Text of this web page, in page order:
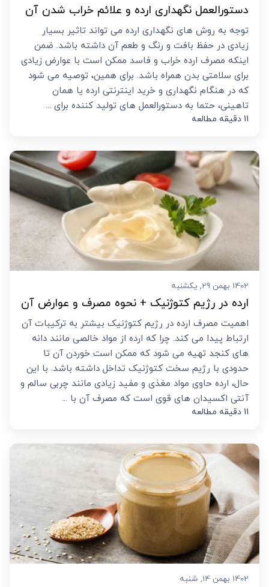
دستورالعمل نگهداری ارده و علائم خراب شدن آن
توجه به روش های نگهداری ارده می تواند تاثیر بسیار
زیادی در حفظ بافت و رنگ و طعم آن داشته باشد. ضمن
اینکه مصرف ارده خراب و فاسد ممکن است با عوارض زیادی
برای سلامتی بدن همراه باشد. برای همین، توصیه می شود
که در هنگام نگهداری و خرید اینترنتی ارده یا همان
تاهینی، حتما به دستورالعمل های تولید کننده برای ...
11 دقیقه مطالعه
1402 بهمن 29, یکشنبه
ارده در رژیم کتوژنیک + نحوه مصرف و عوارض آن
اهمیت مصرف ارده در رژیم کتوژنیک بیشتر به ترکیبات آن
ارتباط پیدا می کند. چرا که ارده از مواد خالصی مانند دانه
های کنجد تهیه می شود که ممکن است خوردن آن تا
حدودی با رژیم سخت کتوژنیک تداخل داشته باشد. با این
حال، ارده حاوی مواد مغذی و مفید زیادی مانند چربی سالم و
آنتی اکسیدان های قوی است که مصرف آن با ...
11 دقیقه مطالعه
1402 بهمن 14, شنبه